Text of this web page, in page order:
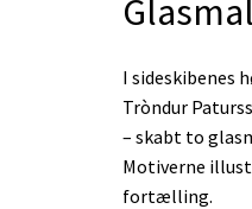
I sideskibenes
Tròndur
– skabt to
Motiverne
fortælling.